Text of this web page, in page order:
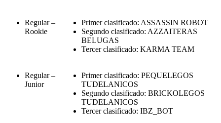
Regular –
Rookie
Primer clasificado: ASSASSIN ROBOT
Segundo clasificado: AZZAITERAS
BELUGAS
Tercer clasificado: KARMA TEAM
Regular –
Junior
Primer clasificado: PEQUELEGOS
TUDELANICOS
Segundo clasificado: BRICKOLEGOS
TUDELANICOS
Tercer clasificado: IBZ_BOT